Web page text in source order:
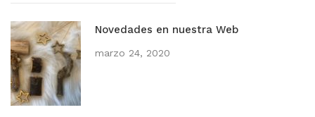
Novedades en nuestra Web
marzo 24, 2020